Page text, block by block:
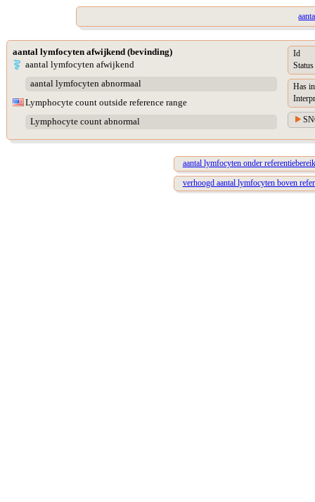
aantal lymfocyten afwijkend (bevinding)
aantal lymfocyten afwijkend
aantal lymfocyten abnormaal
Lymphocyte count outside reference range
Lymphocyte count abnormal
Id
Status
Has
aantal lymfocyten onder referentiebereik
verhoogd aantal lymfocyten boven